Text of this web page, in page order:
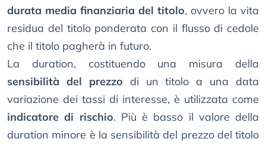
durata media finanziaria del titolo, ovvero la vita
residua del titolo ponderata con il flusso di cedole
che il titolo pagherà in futuro.
La duration, costituendo una misura della
sensibilità del prezzo di un titolo a una data
variazione dei tassi di interesse, è utilizzata come
indicatore di rischio. Più è basso il valore della
duration minore è la sensibilità del prezzo del titolo